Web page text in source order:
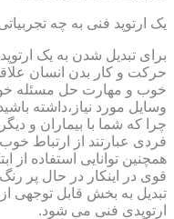
یک ارتوپد فنی به چه
برای تبدیل شدن به یک
حرکت و کار بدن انسان
خوب و مهارت حل مسئله
وسایل مورد نیاز،داشته
چرا که شما با بیماران و
فردی عبارتند از ارتباط
قوی در اینکار در حال پر
تبدیل به بخش قابل توجهی از
ارتوپدی فنی می شود.